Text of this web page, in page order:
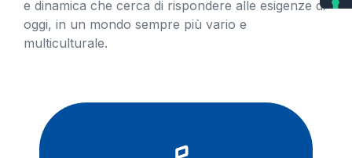
e dinamica che cerca di rispondere alle esigenze di
oggi, in un mondo sempre più vario e
multiculturale.